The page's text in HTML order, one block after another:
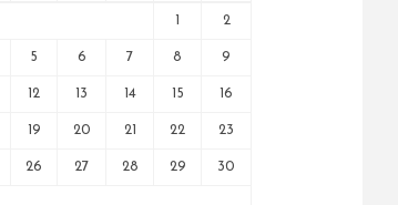
2
5 6 7 8 9
12 13 14 15 16
19 20 21 22 23
26 27 28 29 30